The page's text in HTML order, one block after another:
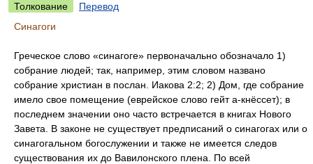
Толкование
Перевод
Синагоги
Греческое слово «синагоге» первоначально обозначало 1)
собрание людей; так, например, этим словом названо
собрание христиан в послан. Иакова 2:2; 2) Дом, где собрание
имело свое помещение (еврейское слово гейт а-кнёссет); в
последнем значении оно часто встречается в книгах Нового
Завета. В законе не существует предписаний о синагогах или о
синагогальном богослужении и также не имеется следов
существования их до Вавилонского плена. По всей